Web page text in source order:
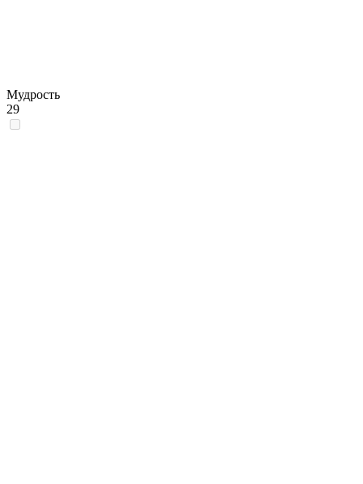
Мудрость
29